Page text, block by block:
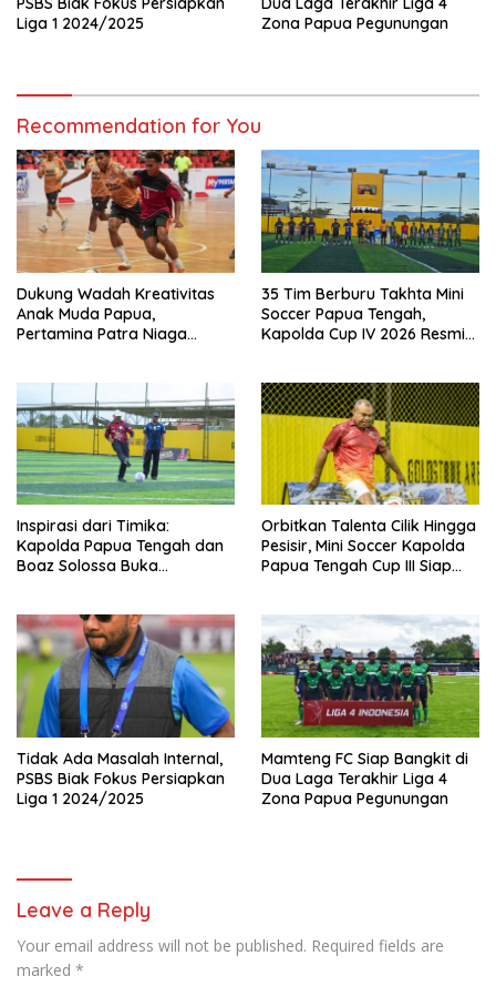
Liga 1 2024/2025
Zona Papua Pegunungan
Recommendation for You
Dukung Wadah Kreativitas
Anak Muda Papua,
Pertamina Patra Niaga
Competition 2026
35 Tim Berburu Takhta Mini
Soccer Papua Tengah,
Kapolda Cup IV 2026 Resmi
Inspirasi dari Timika:
Kapolda Papua Tengah dan
Boaz Solossa Buka
Bola
Orbitkan Talenta Cilik Hingga
Pesisir, Mini Soccer Kapolda
Papua Tengah Cup III Siap
Tidak Ada Masalah Internal,
PSBS Biak Fokus Persiapkan
Liga 1 2024/2025
Mamteng FC Siap Bangkit di
Dua Laga Terakhir Liga 4
Zona Papua Pegunungan
Leave a Reply
Your email address will not be published. Required fields are
marked *